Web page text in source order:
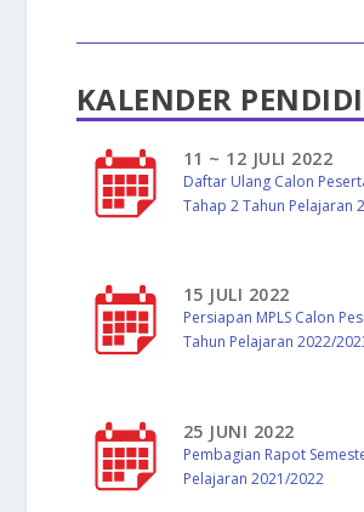
KALENDER
11 ~ 12 JULI 2022
Daftar Ulang Calon
Tahap 2 Tahun Pelajaran
15 JULI 2022
Persiapan MPLS Calon
Tahun Pelajaran 2022/
25 JUNI 2022
Pembagian Rapot
Pelajaran 2021/2022